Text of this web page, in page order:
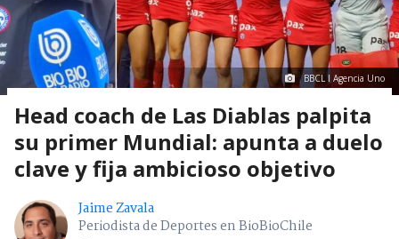
BBCL I Agencia Uno
Head coach de Las Diablas palpita
su primer Mundial: apunta a duelo
clave y fija ambicioso objetivo
Jaime Zavala
Periodista de Deportes en BioBioChile